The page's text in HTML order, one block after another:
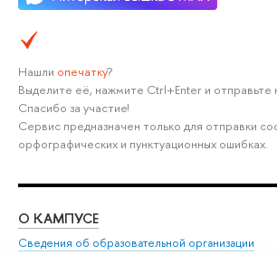
Нашли опечатку?
Выделите её, нажмите Ctrl+Enter и отправьте
Спасибо за участие!
Сервис предназначен только для отправки
орфографических и пунктуационных ошибках.
О КАМПУСЕ
Сведения об образовательной организации